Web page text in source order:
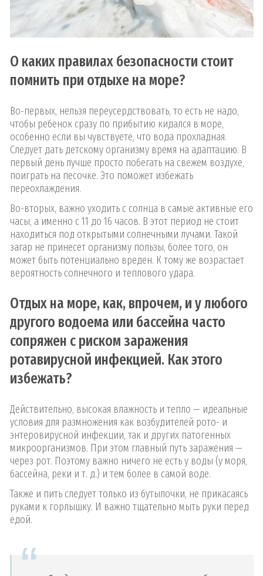
О каких правилах безопасности стоит
помнить при отдыхе на море?
Во-первых, нельзя переусердствовать, то есть не надо,
чтобы ребенок сразу по прибытию кидался в море,
особенно если вы чувствуете, что вода прохладная.
Следует дать детскому организму время на адаптацию. В
первый день лучше просто побегать на свежем воздухе,
поиграть на песочке. Это поможет избежать
переохлаждения.
Во-вторых, важно уходить с солнца в самые активные его
часы, а именно с 11 до 16 часов. В этот период не стоит
находиться под открытыми солнечными лучами. Такой
загар не принесет организму пользы, более того, он
может быть потенциально вреден. К тому же возрастает
вероятность солнечного и теплового удара.
Отдых на море, как, впрочем, и у любого
другого водоема или бассейна часто
сопряжен с риском заражения
ротавирусной инфекцией. Как этого
избежать?
Действительно, высокая влажность и тепло — идеальные
условия для размножения как возбудителей рото- и
энтеровирусной инфекции, так и других патогенных
микроорганизмов. При этом главный путь заражения —
через рот. Поэтому важно ничего не есть у воды (у моря,
бассейна, реки и т. д.) и тем более в самой воде.
Также и пить следует только из бутылочки, не прикасаясь
руками к горлышку. И важно тщательно мыть руки перед
едой.